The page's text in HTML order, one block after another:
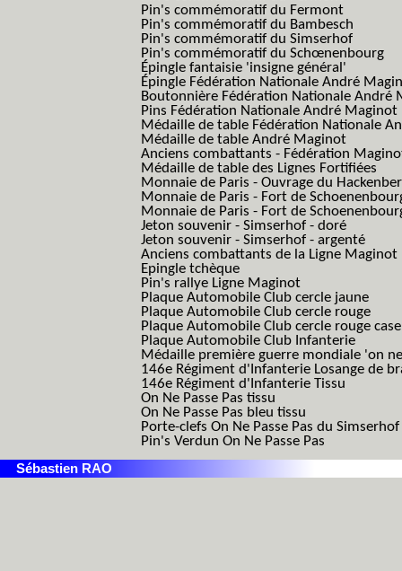
Pin's commémoratif du Fermont
Pin's commémoratif du Bambesch
Pin's commémoratif du Simserhof
Pin's commémoratif du Schœnenbourg
Épingle fantaisie 'insigne général'
Épingle Fédération Nationale André
Boutonnière Fédération Nationale André
Pins Fédération Nationale André Maginot
Médaille de table Fédération Nationale
Médaille de table André Maginot
Anciens combattants - Fédération
Médaille de table des Lignes Fortifiées
Monnaie de Paris - Ouvrage du
Monnaie de Paris - Fort de
Monnaie de Paris - Fort de
Jeton souvenir - Simserhof - doré
Jeton souvenir - Simserhof - argenté
Anciens combattants de la Ligne Maginot
Epingle tchèque
Pin's rallye Ligne Maginot
Plaque Automobile Club cercle jaune
Plaque Automobile Club cercle rouge
Plaque Automobile Club cercle rouge
Plaque Automobile Club Infanterie
Médaille première guerre mondiale 'on
146e Régiment d'Infanterie Losange de
146e Régiment d'Infanterie Tissu
On Ne Passe Pas tissu
On Ne Passe Pas bleu tissu
Porte-clefs On Ne Passe Pas du Simserhof
Pin's Verdun On Ne Passe Pas
Sébastien RAO